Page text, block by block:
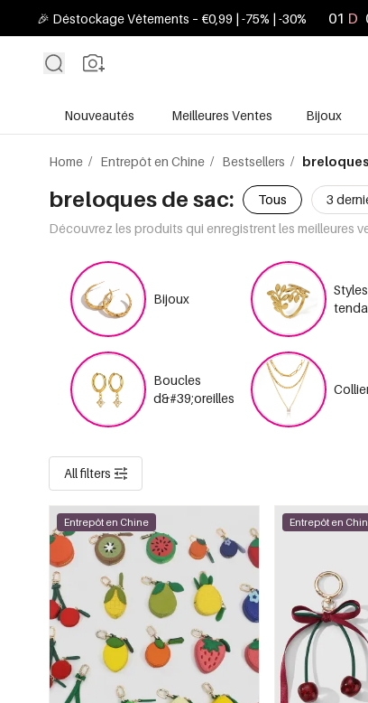
🎉 Déstockage Vêtements – €0,99 | -75% | -30% 01 D
Nouveautés Meilleures Ventes Bijoux
Home / Entrepôt en Chine / Bestsellers /
breloques de sac: Tous 3
Découvrez les produits qui enregistrent les meilleures
Bijoux
Styles
Boucles
d&#39;oreilles
All filters
Entrepôt en Chine Entrepôt en